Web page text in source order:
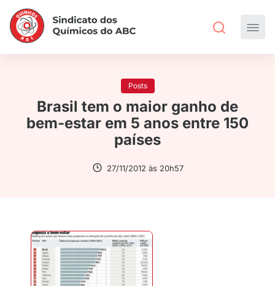
Posts
Brasil tem o maior ganho de
bem-estar em 5 anos entre 150
países
27/11/2012 às 20h57